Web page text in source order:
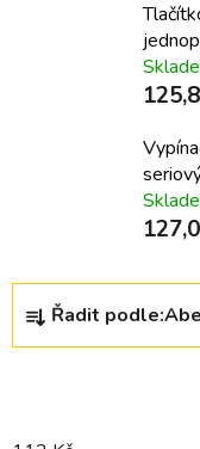
Ř
z
Řadit podle: